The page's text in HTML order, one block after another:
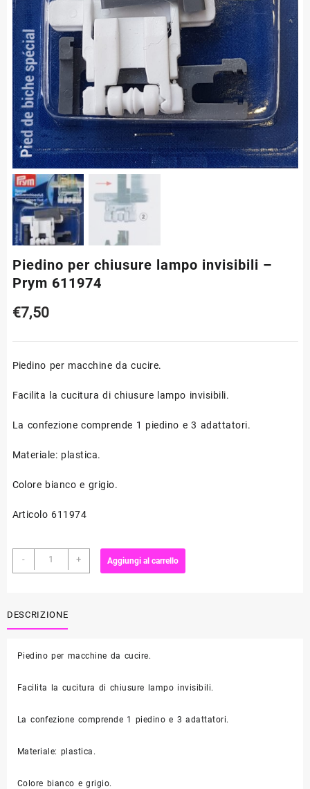
Piedino per chiusure lampo invisibili –
Prym 611974
€7,50
Piedino per macchine da cucire.
Facilita la cucitura di chiusure lampo invisibili.
La confezione comprende 1 piedino e 3 adattatori.
Materiale: plastica.
Colore bianco e grigio.
Articolo 611974
-
Piedino
per
invisibili
-
611974
+ Aggiungi al carrello
DESCRIZIONE
Piedino per macchine da cucire.
Facilita la cucitura di chiusure lampo invisibili.
La confezione comprende 1 piedino e 3 adattatori.
Materiale: plastica.
Colore bianco e grigio.